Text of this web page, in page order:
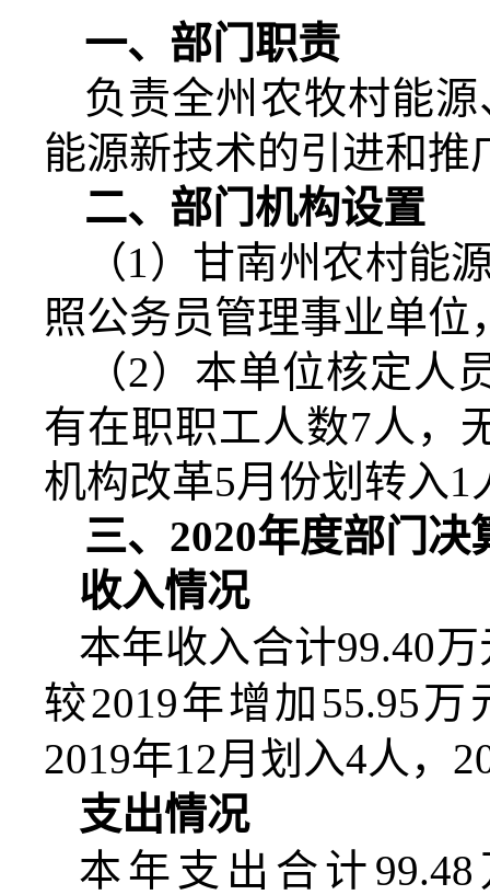
一、部门职责
负责全州农牧村能
能源新技术的引进和
二、部门机构设置
（1）甘南州农村能
照公务员管理事业单位
（2）本单位核定人
有在职职工人数7人，
机构改革5月份划转入1
三、 2020年度部门决
收入情况
本年收入合计99.40
较2019年增加55.95
2019年12月划入4人，
支出情况
本年支出合计